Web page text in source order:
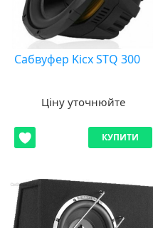
Сабвуфер Kicx STQ 300
Ціну уточнюйте
КУПИТИ